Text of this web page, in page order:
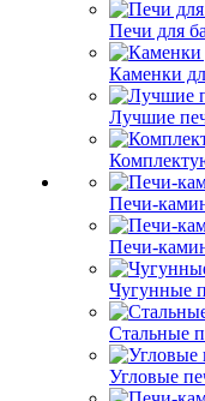
Печи для
Каменки
Лучшие
Печи-
Печи-
Чугунные
Стальные
Угловые